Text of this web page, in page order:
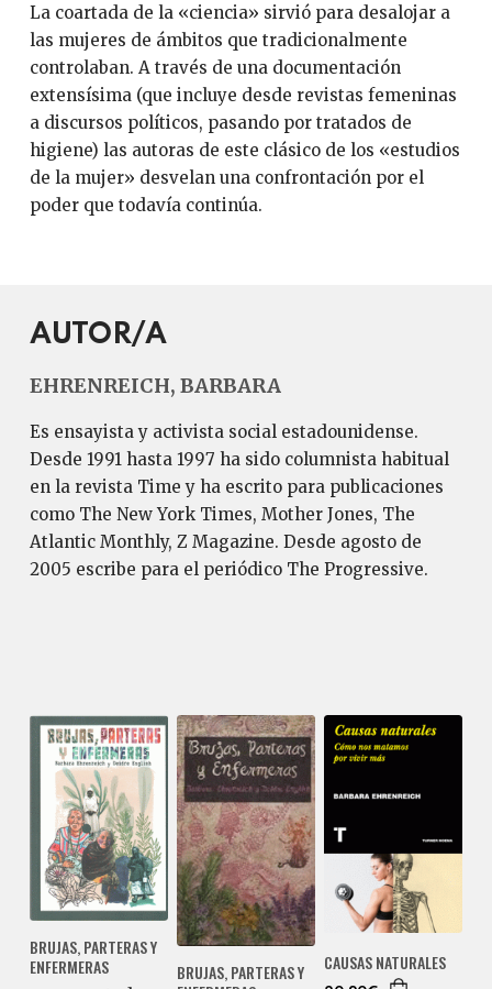
La coartada de la «ciencia» sirvió para desalojar a
las mujeres de ámbitos que tradicionalmente
controlaban. A través de una documentación
extensísima (que incluye desde revistas femeninas
a discursos políticos, pasando por tratados de
higiene) las autoras de este clásico de los «estudios
de la mujer» desvelan una confrontación por el
poder que todavía continúa.
AUTOR/A
EHRENREICH, BARBARA
Es ensayista y activista social estadounidense.
Desde 1991 hasta 1997 ha sido columnista habitual
en la revista Time y ha escrito para publicaciones
como The New York Times, Mother Jones, The
Atlantic Monthly, Z Magazine. Desde agosto de
2005 escribe para el periódico The Progressive.
BRUJAS, PARTERAS Y
ENFERMERAS
BRUJAS, PARTERAS Y
CAUSAS NATURALES